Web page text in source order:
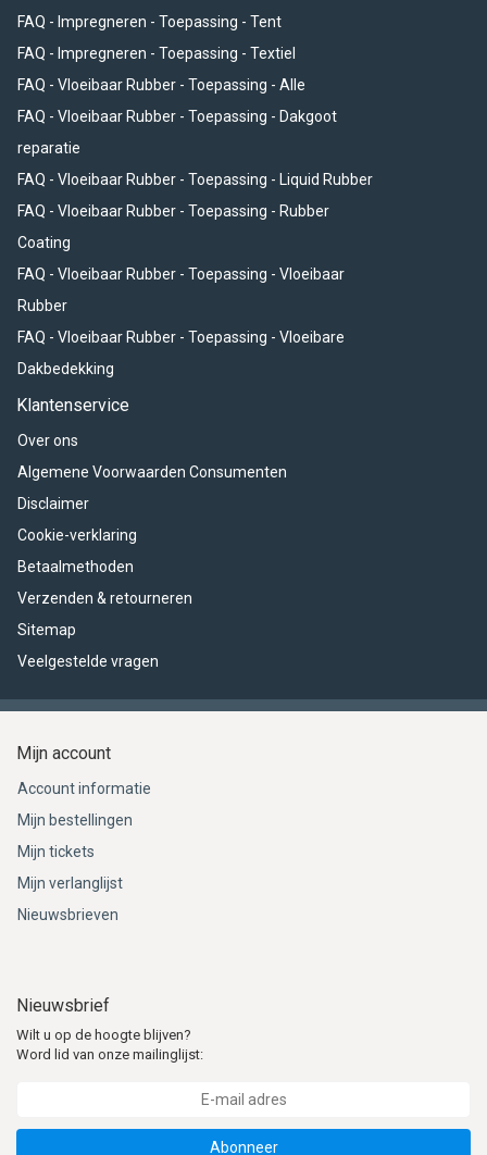
FAQ - Impregneren - Toepassing - Tent
FAQ - Impregneren - Toepassing - Textiel
FAQ - Vloeibaar Rubber - Toepassing - Alle
FAQ - Vloeibaar Rubber - Toepassing - Dakgoot
reparatie
FAQ - Vloeibaar Rubber - Toepassing - Liquid Rubber
FAQ - Vloeibaar Rubber - Toepassing - Rubber
Coating
FAQ - Vloeibaar Rubber - Toepassing - Vloeibaar
Rubber
FAQ - Vloeibaar Rubber - Toepassing - Vloeibare
Dakbedekking
Klantenservice
Over ons
Algemene Voorwaarden Consumenten
Disclaimer
Cookie-verklaring
Betaalmethoden
Verzenden & retourneren
Sitemap
Veelgestelde vragen
Mijn account
Account informatie
Mijn bestellingen
Mijn tickets
Mijn verlanglijst
Nieuwsbrieven
Nieuwsbrief
Wilt u op de hoogte blijven?
Word lid van onze mailinglijst:
Abonneer